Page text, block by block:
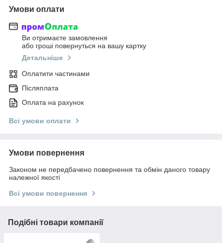
Умови оплати
Ви отримаєте замовлення
або гроші повернуться на вашу картку
Детальніше
Оплатити частинами
Післяплата
Оплата на рахунок
Всі умови оплати
Умови повернення
Законом не передбачено повернення та обмін даного товару
належної якості
Всі умови повернення
Подібні товари компанії